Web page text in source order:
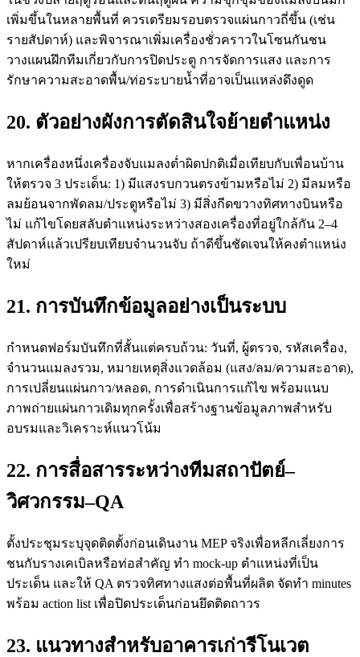
เพิ่มขึ้นในหลายพื้นที่ ควรเตรียมรอบตรวจแผ่นกาวถี่ขึ้น (เช่น
รายสัปดาห์) และพิจารณาเพิ่มเครื่องชั่วคราวในโซนกันชน
วางแผนฝึกทีมเกี่ยวกับการปิดประตู การจัดการแสง และการ
รักษาความสะอาดพื้น/ท่อระบายน้ำที่อาจเป็นแหล่งดึงดูด
20. ตัวอย่างผังการตัดสินใจย้ายตำแหน่ง
หากเครื่องหนึ่งเครื่องจับแมลงต่ำผิดปกติเมื่อเทียบกับเพื่อนบ้าน
ให้ตรวจ 3 ประเด็น: 1) มีแสงรบกวนตรงข้ามหรือไม่ 2) มีลมหรือ
ลมย้อนจากพัดลม/ประตูหรือไม่ 3) มีสิ่งกีดขวางทิศทางบินหรือ
ไม่ แก้ไขโดยสลับตำแหน่งระหว่างสองเครื่องที่อยู่ใกล้กัน 2–4
สัปดาห์แล้วเปรียบเทียบจำนวนจับ ถ้าดีขึ้นชัดเจนให้คงตำแหน่ง
ใหม่
21. การบันทึกข้อมูลอย่างเป็นระบบ
กำหนดฟอร์มบันทึกที่สั้นแต่ครบถ้วน: วันที่, ผู้ตรวจ, รหัสเครื่อง,
จำนวนแมลงรวม, หมายเหตุสิ่งแวดล้อม (แสง/ลม/ความสะอาด),
การเปลี่ยนแผ่นกาว/หลอด, การดำเนินการแก้ไข พร้อมแนบ
ภาพถ่ายแผ่นกาวเดิมทุกครั้งเพื่อสร้างฐานข้อมูลภาพสำหรับ
อบรมและวิเคราะห์แนวโน้ม
22. การสื่อสารระหว่างทีมสถาปัตย์–
วิศวกรรม–QA
ตั้งประชุมระบุจุดติดตั้งก่อนเดินงาน MEP จริงเพื่อหลีกเลี่ยงการ
ชนกับรางเคเบิลหรือท่อสำคัญ ทำ mock-up ตำแหน่งที่เป็น
ประเด็น และให้ QA ตรวจทิศทางแสงต่อพื้นที่ผลิต จัดทำ minutes
พร้อม action list เพื่อปิดประเด็นก่อนยึดติดถาวร
23. แนวทางสำหรับอาคารเก่ารีโนเวต